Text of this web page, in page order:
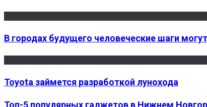
В городах будущего человеческие шаги
Toyota займется разработкой лунохода
Топ-5 популярных гаджетов в Нижнем